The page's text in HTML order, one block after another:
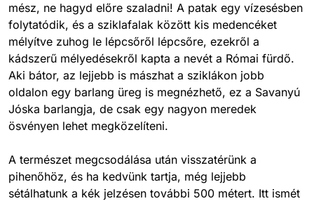
mész, ne hagyd előre szaladni! A patak egy vízesésben
folytatódik, és a sziklafalak között kis medencéket
mélyítve zuhog le lépcsőről lépcsőre, ezekről a
kádszerű mélyedésekről kapta a nevét a Római fürdő.
Aki bátor, az lejjebb is mászhat a sziklákon jobb
oldalon egy barlang üreg is megnézhető, ez a Savanyú
Jóska barlangja, de csak egy nagyon meredek
ösvényen lehet megközelíteni.
A természet megcsodálása után visszatérünk a
pihenőhöz, és ha kedvünk tartja, még lejjebb
sétálhatunk a kék jelzésen további 500 métert. Itt ismét